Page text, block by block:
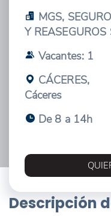
MGS,
Y REASEGUROS
Vacantes: 1
CÁCERES,
Cáceres
De 8 a 14h
Descripción